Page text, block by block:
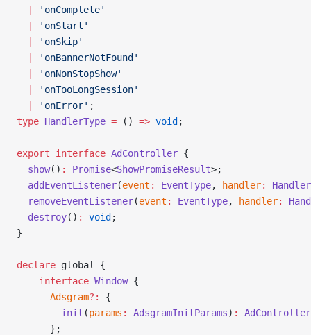
'onComplete'
'onStart'
'onSkip'
'onBannerNotFound'
'onNonStopShow'
'onTooLongSession'
'onError' ;
type HandlerType = () => void ;
export interface AdController {
  show
() : Promise<ShowPromiseResult>;
  addEventListener
(event : EventType, handler:
  removeEventListener
(event : EventType, handler:
  destroy
() : void ;
}
declare global {
    interface
Window {
      Adsgram
?:
{
        init
(params : AdsgramInitParams) :
AdController
      };